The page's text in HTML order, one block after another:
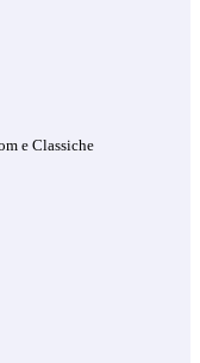
e Classiche